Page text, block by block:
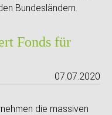
Bundesländern.
Fonds für
07.07.2020
die massiven